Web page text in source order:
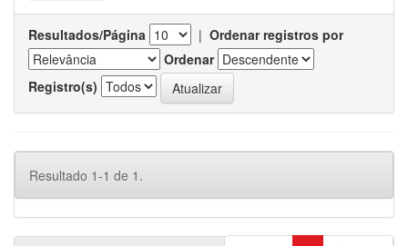
Resultados/Página | Ordenar registros por
Ordenar
Registro(s)
Resultado 1-1 de 1.